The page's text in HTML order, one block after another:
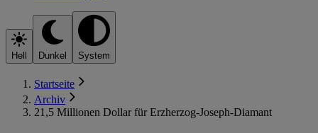
Hell Dunkel System
Startseite
Archiv
21,5 Millionen Dollar für Erzherzog-Joseph-Diamant